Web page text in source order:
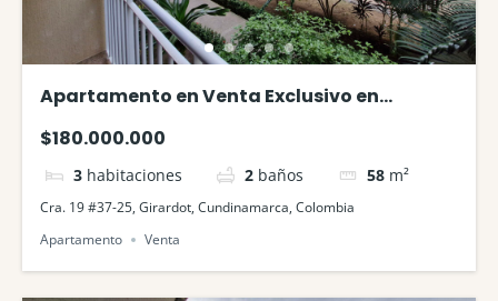
Apartamento en Venta Exclusivo en
$180.000.000
3 habitaciones 2 baños 58 m²
Cra. 19 #37-25, Girardot, Cundinamarca, Colombia
Apartamento
Venta